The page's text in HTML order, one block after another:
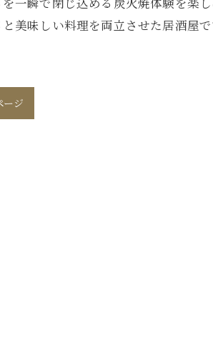
美味しい料理を両立させた居酒屋
ージ